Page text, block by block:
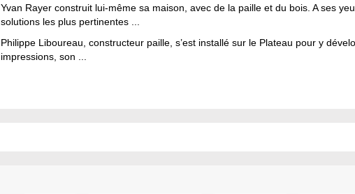
Yvan Rayer construit lui-même sa maison, avec de la paille et du bois. A ses
solutions les plus pertinentes ...
Philippe Liboureau, constructeur paille, s’est installé sur le Plateau pour y
impressions, son ...